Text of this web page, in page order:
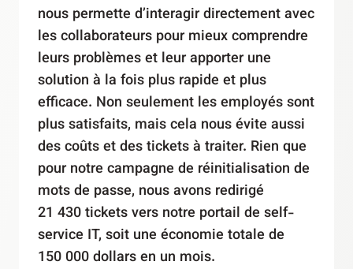
Employee Engagement est le seul outil qui
nous permette d’interagir directement avec
les collaborateurs pour mieux comprendre
leurs problèmes et leur apporter une
solution à la fois plus rapide et plus
efficace. Non seulement les employés sont
plus satisfaits, mais cela nous évite aussi
des coûts et des tickets à traiter. Rien que
pour notre campagne de réinitialisation de
mots de passe, nous avons redirigé
21 430 tickets vers notre portail de self-
service IT, soit une économie totale de